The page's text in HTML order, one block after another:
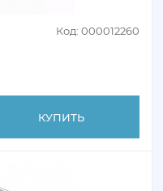
Код: 000012260
КУПИТЬ